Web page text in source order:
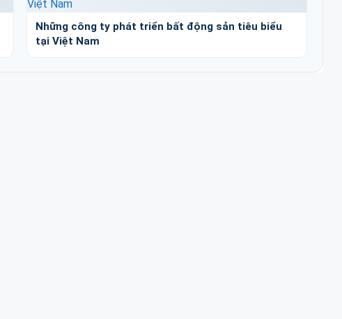
Những công ty phát triển bất động sản tiêu biểu
tại Việt Nam